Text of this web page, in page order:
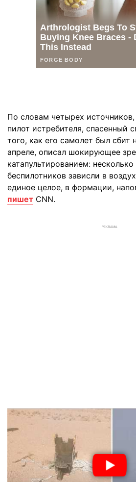
По словам четырех
пилот истребителя, спасенный
того, как его самолет был сбит
апреле, описал шокирующее
катапультированием:
беспилотников зависли в
единое целое, в формации,
пишет CNN.
РЕКЛАМА